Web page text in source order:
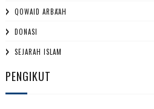
QOWAID ARBA'AH
DONASI
SEJARAH ISLAM
PENGIKUT